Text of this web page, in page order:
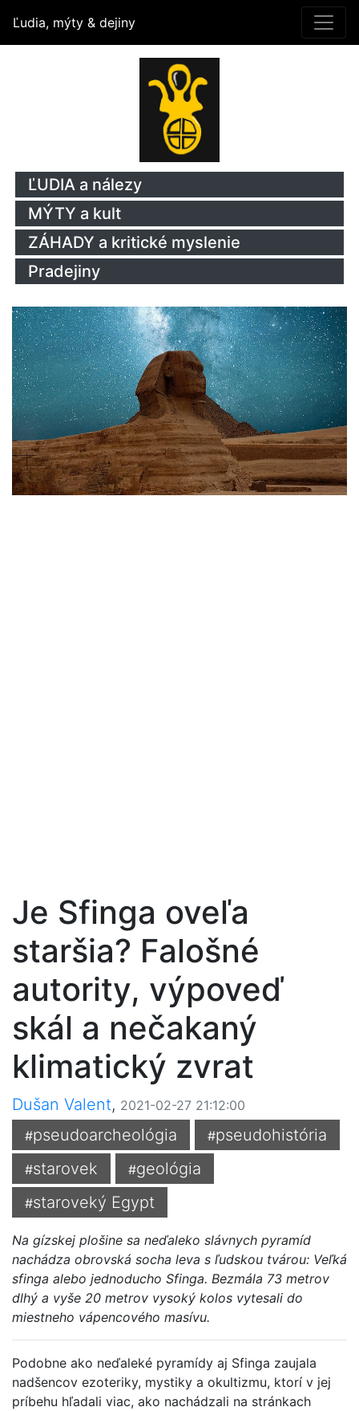
Ľudia, mýty & dejiny
ĽUDIA a nálezy
MÝTY a kult
ZÁHADY a kritické myslenie
Pradejiny
Je Sfinga oveľa
staršia? Falošné
autority, výpoveď
skál a nečakaný
klimatický zvrat
Dušan Valent, 2021-02-27 21:12:00
#pseudoarcheológia #pseudohistória
#starovek #geológia
#staroveký Egypt
Na gízskej plošine sa neďaleko slávnych pyramíd
nachádza obrovská socha leva s ľudskou tvárou: Veľká
sfinga alebo jednoducho Sfinga. Bezmála 73 metrov
dlhý a vyše 20 metrov vysoký kolos vytesali do
miestneho vápencového masívu.
Podobne ako neďaleké pyramídy aj Sfinga zaujala
nadšencov ezoteriky, mystiky a okultizmu, ktorí v jej
príbehu hľadali viac, ako nachádzali na stránkach